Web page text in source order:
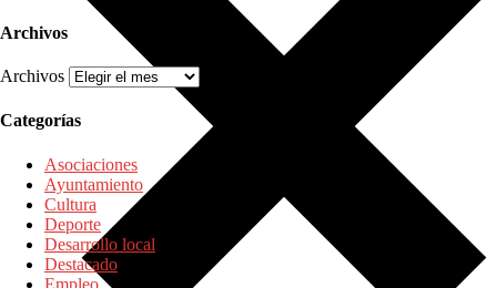
Archivos
Archivos
Categorías
Asociaciones
Ayuntamiento
Cultura
Deporte
Desarrollo local
Destacado
Empleo